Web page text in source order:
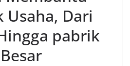
Usaha, Dari
pabrik
Besar